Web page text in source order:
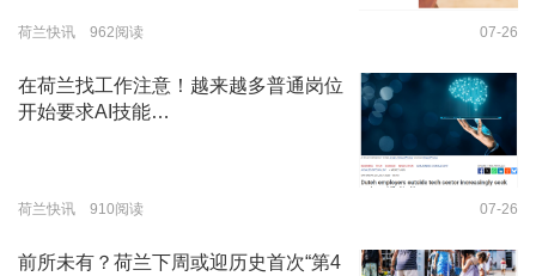
荷兰快讯 962阅读 07-26
在荷兰找工作注意！越来越多普通岗位
开始要求AI技能…
荷兰快讯 910阅读 07-26
前所未有？荷兰下周或迎历史首次“第4